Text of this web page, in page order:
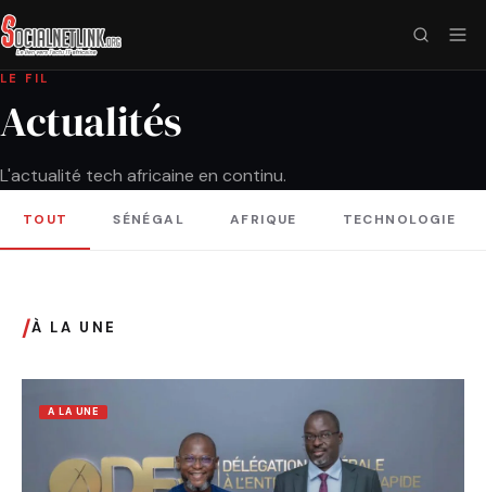
LE FIL
Actualités
L'actualité tech africaine en continu.
TOUT SÉNÉGAL AFRIQUE TECHNOLOGIE
/À LA UNE
A LA UNE